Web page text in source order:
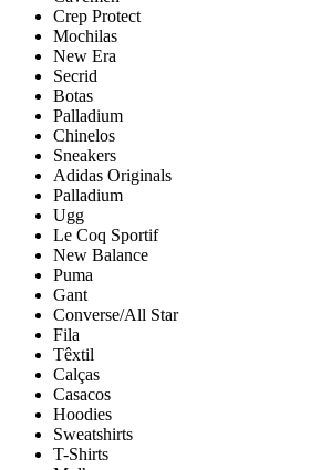
Crep Protect
Mochilas
New Era
Secrid
Botas
Palladium
Chinelos
Sneakers
Adidas Originals
Palladium
Ugg
Le Coq Sportif
New Balance
Puma
Gant
Converse/All Star
Fila
Têxtil
Calças
Casacos
Hoodies
Sweatshirts
T-Shirts